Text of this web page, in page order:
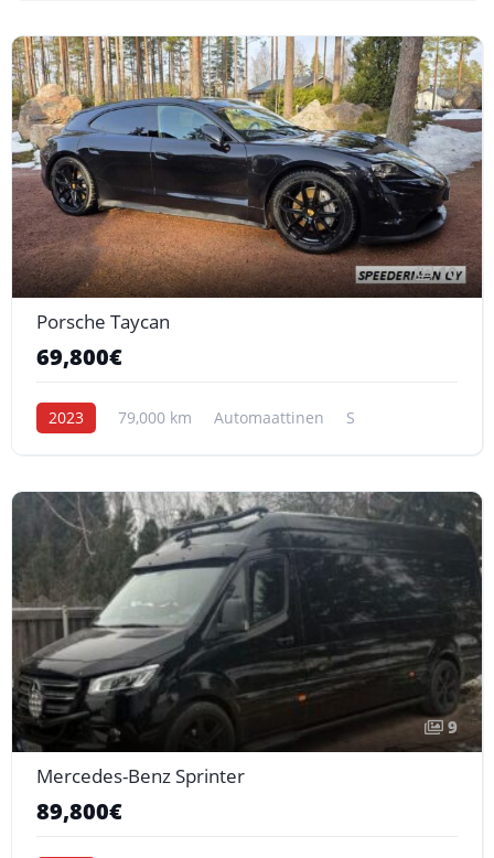
10
Porsche Taycan
69,800€
2023 79,000 km Automaattinen S
9
Mercedes-Benz Sprinter
89,800€